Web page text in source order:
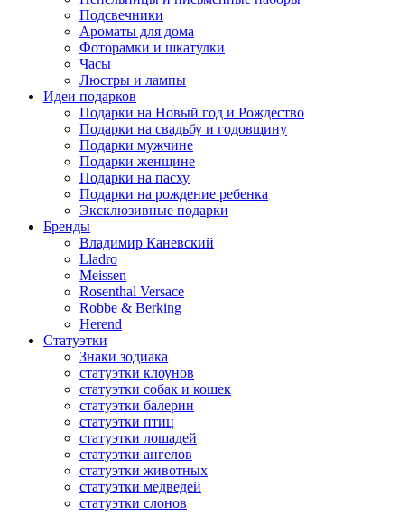
Подсвечники
Ароматы для дома
Фоторамки и шкатулки
Часы
Люстры и лампы
Идеи подарков
Подарки на Новый год и Рождество
Подарки на свадьбу и годовщину
Подарки мужчине
Подарки женщине
Подарки на пасху
Подарки на рождение ребенка
Эксклюзивные подарки
Бренды
Владимир Каневский
Lladro
Meissen
Rosenthal Versace
Robbe & Berking
Herend
Статуэтки
Знаки зодиака
статуэтки клоунов
статуэтки собак и кошек
статуэтки балерин
статуэтки птиц
статуэтки лошадей
статуэтки ангелов
статуэтки животных
статуэтки медведей
статуэтки слонов